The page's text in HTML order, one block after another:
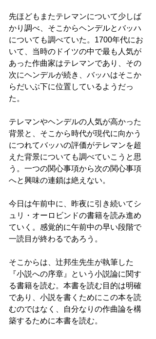
先ほどもまたテレマンについて少しば
かり調べ、そこからヘンデルとバッハ
についても調べていた。1700年代にお
いて、当時のドイツの中で最も人気が
あった作曲家はテレマンであり、その
次にヘンデルが続き、バッハはそこか
らだいぶ下に位置しているようだっ
た。
テレマンやヘンデルの人気が高かった
背景と、そこから時代が現代に向かう
につれてバッハの評価がテレマンを超
えた背景についても調べていこうと思
う。一つの関心事項から次の関心事項
へと興味の連鎖は絶えない。
今日は午前中に、昨夜に引き続いてシ
ュリ・オーロビンドの書籍を読み進め
ていく。感覚的に午前中の早い段階で
一読目が終わるであろう。
そこからは、辻邦生先生が執筆した
『小説への序章』という小説論に関す
る書籍を読む。本書を読む目的は明確
であり、小説を書くためにこの本を読
むのではなく、自分なりの作曲論を構
築するために本書を読む。